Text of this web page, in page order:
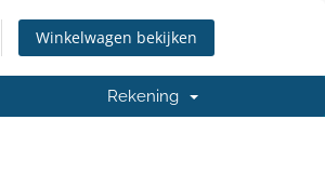
Winkelwagen bekijken
Rekening